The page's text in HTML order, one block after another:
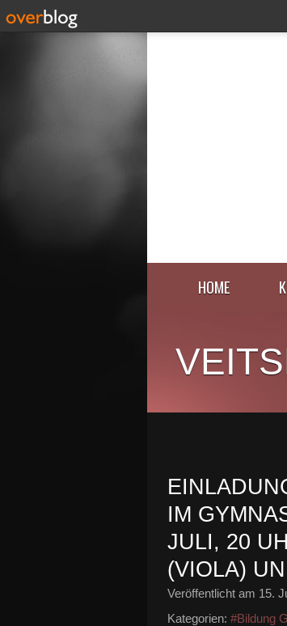
HOME
IM
JULI, 20
(VIOLA)
Veröffentlicht am 15.
Kategorien: #Bildung